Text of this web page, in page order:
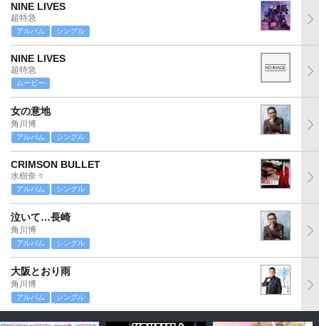
NINE LIVES
超特急
アルバム シングル
NINE LIVES
超特急
ムービー
女の意地
角川博
アルバム シングル
CRIMSON BULLET
水樹奈々
アルバム シングル
泣いて…長崎
角川博
アルバム シングル
大阪とおり雨
角川博
アルバム シングル